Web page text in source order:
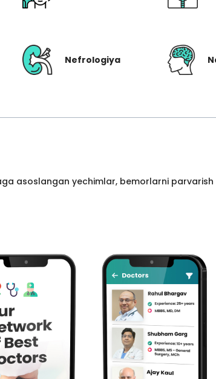
Nefrologiya
asoslangan yechimlar, bemorlarni